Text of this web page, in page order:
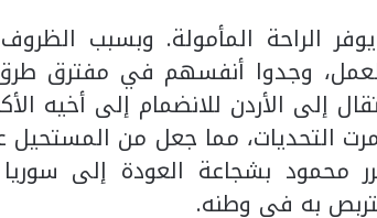
الراحة المأمولة. وبسبب
والعمل، وجدوا أنفسهم في مفترق
إلى الأردن للانضمام إلى أخيه
التحديات، مما جعل من المستحيل
محمود بشجاعة العودة إلى
به في وطنه.